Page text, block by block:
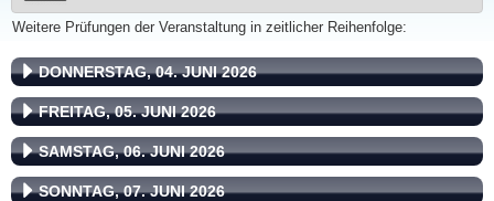
Weitere Prüfungen der Veranstaltung in zeitlicher Reihenfolge:
DONNERSTAG, 04. JUNI 2026
FREITAG, 05. JUNI 2026
SAMSTAG, 06. JUNI 2026
SONNTAG, 07. JUNI 2026